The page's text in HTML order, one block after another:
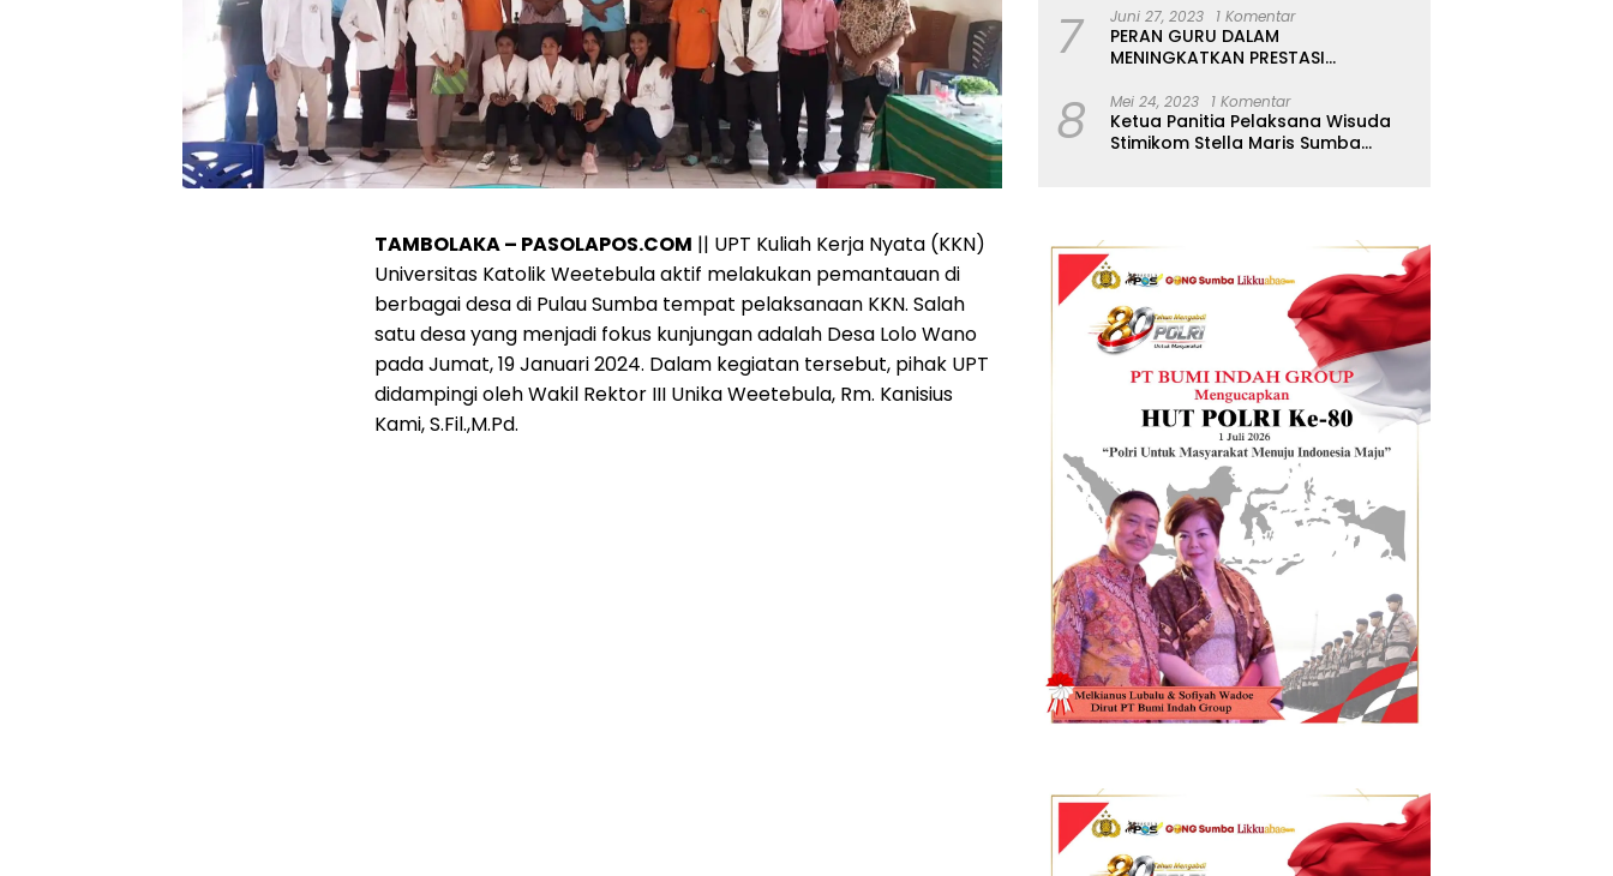
TAMBOLAKA – PASOLAPOS.COM || UPT Kuliah Kerja Nyata (KKN)
Universitas Katolik Weetebula aktif melakukan pemantauan di
berbagai desa di Pulau Sumba tempat pelaksanaan KKN. Salah
satu desa yang menjadi fokus kunjungan adalah Desa Lolo Wano
pada Jumat, 19 Januari 2024. Dalam kegiatan tersebut, pihak UPT
didampingi oleh Wakil Rektor III Unika Weetebula, Rm. Kanisius
Kami, S.Fil.,M.Pd.
7 Juni 27, 2023 1 Komentar
PERAN GURU DALAM
MENINGKATKAN PRESTASI
8 Mei 24, 2023 1 Komentar
Ketua Panitia Pelaksana Wisuda
Stimikom Stella Maris Sumba